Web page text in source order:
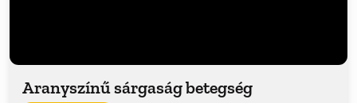
Aranyszínű sárgaság betegség